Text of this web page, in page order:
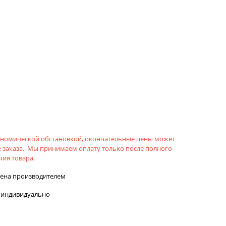
обстановкой, окончательные цены может
Мы принимаем оплату только после полного
товара.
производителем